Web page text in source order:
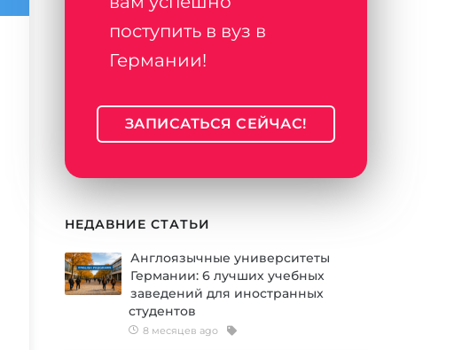
поступить в вуз в
Германии!
ЗАПИСАТЬСЯ СЕЙЧАС!
НЕДАВНИЕ СТАТЬИ
Англоязычные университеты
Германии: 6 лучших учебных
заведений для иностранных
студентов
8 месяцев ago